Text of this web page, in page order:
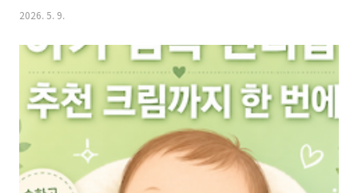
국민 육아템을 고를 때는 단순 유행보다 실제 생활 효율을 봐야 합니다.
제도를 함께 활용하면 초기 육아비 부담을 줄일 수 있습니다.bswin+1 또
한 어린이제품은 국가 안전기준에 맞는지 확인하는 것이 기본입니다. 유
모차, 카시트, 아기침대, 장난감처럼 아이가 매일 쓰는 제품은 어린이제
품 안전 기준과 공통 안전기준을 우선 확인하는 것이 좋습니다.law+1 꼭
챙길 필수템 첫째, 수유쿠션은 밤중 수유와 자세 부담을 ..
2026. 5. 9.